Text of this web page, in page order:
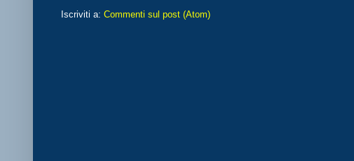
Iscriviti a: Commenti sul post (Atom)